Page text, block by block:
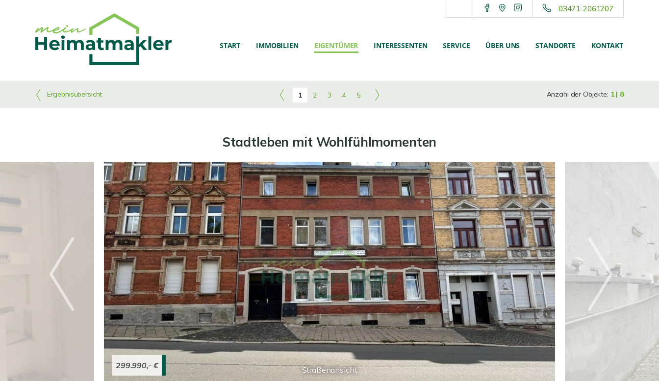
03471-2061207
START IMMOBILIEN EIGENTÜMER INTERESSENTEN SERVICE ÜBER UNS STANDORTE KONTAKT
Ergebnisübersicht 1 2 3 4 5 Anzahl der Objekte: 1 | 8
Stadtleben mit Wohlfühlmomenten
Straßenansicht
299.990,- €